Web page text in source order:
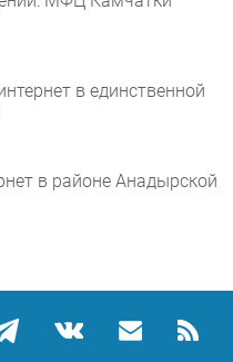
в единственной
в районе Анадырской